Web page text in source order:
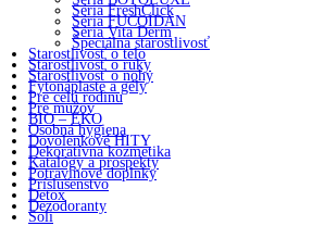
Séria FreshClick
Séria FUCOIDAN
Séria Vita Derm
Špeciálna starostlivosť
Starostlivosť o telo
Starostlivosť o ruky
Starostlivosť o nohy
Fytonáplaste a gély
Pre celú rodinu
Pre mužov
BIO – EKO
Osobná hygiena
Dovolenkové HITY
Dekoratívna kozmetika
Katalógy a prospekty
Potravinové doplnky
Príslušenstvo
Detox
Dezodoranty
Soli